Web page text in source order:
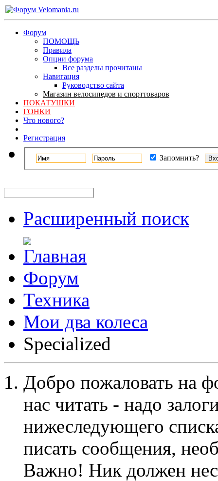
Форум
ПОМОЩЬ
Правила
Опции форума
Все разделы прочитаны
Навигация
Руководство сайта
Магазин велосипедов и спорттоваров
ПОКАТУШКИ
ГОНКИ
Что нового?
Регистрация
Запомнить?
Расширенный поиск
Форум
Техника
Мои два колеса
Specialized
Добро пожаловать на
нас читать - надо
нижеследующего
писать сообщения,
Важно! Ник должен